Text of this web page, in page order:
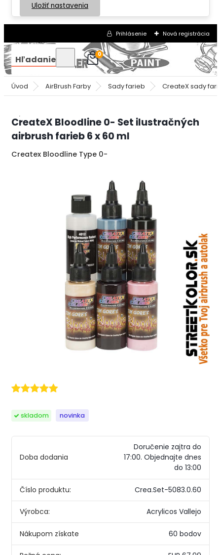
Uložiť nastavenia
Prihlásenie Nová registrácia
Hľadanie 0
Úvod AirBrush Farby Sady farieb CreateX sady
CreateX Bloodline 0- Set ilustračných
airbrush farieb 6 x 60 ml
Createx Bloodline Type 0-
skladom novinka
Doba dodania
Doručenie zajtra do
17:00. Objednajte dnes
do 13:00
Číslo produktu: Crea.Set-5083.0.60
Výrobca: Acrylicos Vallejo
Nákupom získate 60 bodov